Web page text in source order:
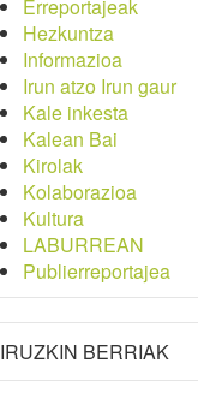
Erreportajeak
Hezkuntza
Informazioa
Irun atzo Irun gaur
Kale inkesta
Kalean Bai
Kirolak
Kolaborazioa
Kultura
LABURREAN
Publierreportajea
IRUZKIN BERRIAK